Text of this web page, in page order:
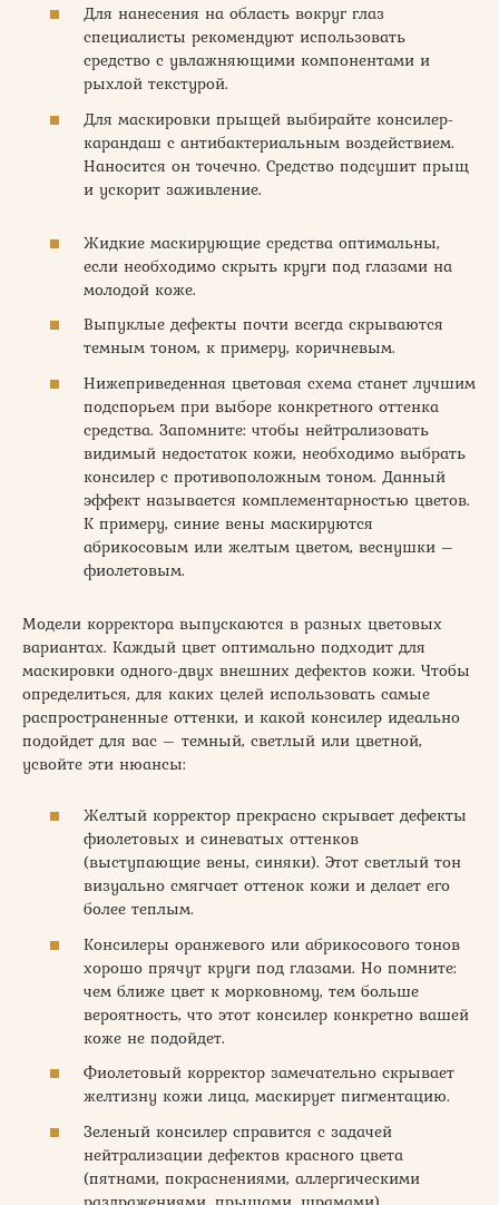
Для нанесения на область вокруг глаз
специалисты рекомендуют использовать
средство с увлажняющими компонентами и
рыхлой текстурой.
Для маскировки прыщей выбирайте консилер-
карандаш с антибактериальным воздействием.
Наносится он точечно. Средство подсушит прыщ
и ускорит заживление.
Жидкие маскирующие средства оптимальны,
если необходимо скрыть круги под глазами на
молодой коже.
Выпуклые дефекты почти всегда скрываются
темным тоном, к примеру, коричневым.
Нижеприведенная цветовая схема станет лучшим
подспорьем при выборе конкретного оттенка
средства. Запомните: чтобы нейтрализовать
видимый недостаток кожи, необходимо выбрать
консилер с противоположным тоном. Данный
эффект называется комплементарностью цветов.
К примеру, синие вены маскируются
абрикосовым или желтым цветом, веснушки –
фиолетовым.
Модели корректора выпускаются в разных цветовых
вариантах. Каждый цвет оптимально подходит для
маскировки одного-двух внешних дефектов кожи. Чтобы
определиться, для каких целей использовать самые
распространенные оттенки, и какой консилер идеально
подойдет для вас – темный, светлый или цветной,
усвойте эти нюансы:
Желтый корректор прекрасно скрывает дефекты
фиолетовых и синеватых оттенков
(выступающие вены, синяки). Этот светлый тон
визуально смягчает оттенок кожи и делает его
более теплым.
Консилеры оранжевого или абрикосового тонов
хорошо прячут круги под глазами. Но помните:
чем ближе цвет к морковному, тем больше
вероятность, что этот консилер конкретно вашей
коже не подойдет.
Фиолетовый корректор замечательно скрывает
желтизну кожи лица, маскирует пигментацию.
Зеленый консилер справится с задачей
нейтрализации дефектов красного цвета
(пятнами, покраснениями, аллергическими